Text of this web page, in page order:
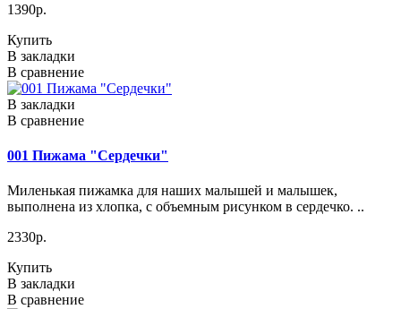
1390р.
Купить
В закладки
В сравнение
В закладки
В сравнение
001 Пижама "Сердечки"
Миленькая пижамка для наших малышей и малышек,
выполнена из хлопка, с объемным рисунком в сердечко. ..
2330р.
Купить
В закладки
В сравнение